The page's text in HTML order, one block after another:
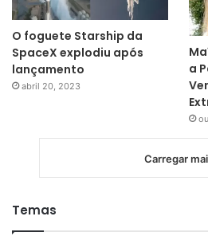
O foguete Starship da
SpaceX explodiu após
lançamento
abril 20, 2023
a
Carregar
Temas